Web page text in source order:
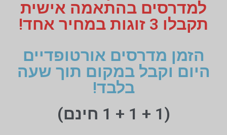
למדרסים בהתאמה אישית
תקבלו 3 זוגות במחיר אחד!
הזמן מדרסים אורטופדיים
היום וקבל במקום תוך שעה
בלבד!
(1 + 1 + 1 חינם)